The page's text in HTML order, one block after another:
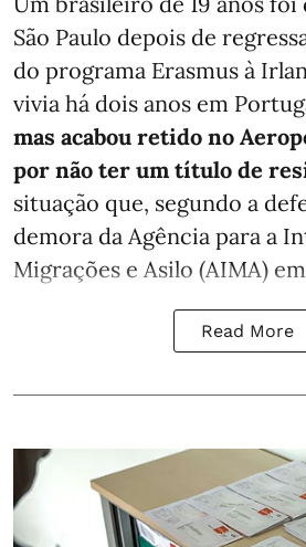
São Paulo depois de
do programa Erasmus à
vivia há dois anos em
mas acabou retido no
por não ter um título de
situação que, segundo a
demora da Agência para a
Migrações e Asilo (AIMA)
Read More